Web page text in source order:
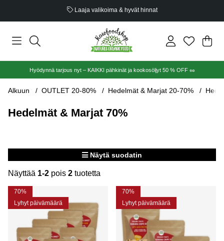
Laaja valikoima & hyvät hinnat
.
Hyödynnä tarjous nyt – KAIKKI pähkinät ja kookosöljyt 50 % OFF 🥜
Alkuun OUTLET 20-80% Hedelmät & Marjat 20-70%
Hedelmät & Marjat 70%
Näytä suodatin
Näyttää 1-2 pois 2 tuotetta
Tuotteet
70%
Lyhyt päivämäärä
70%
Lyhyt päivämäärä